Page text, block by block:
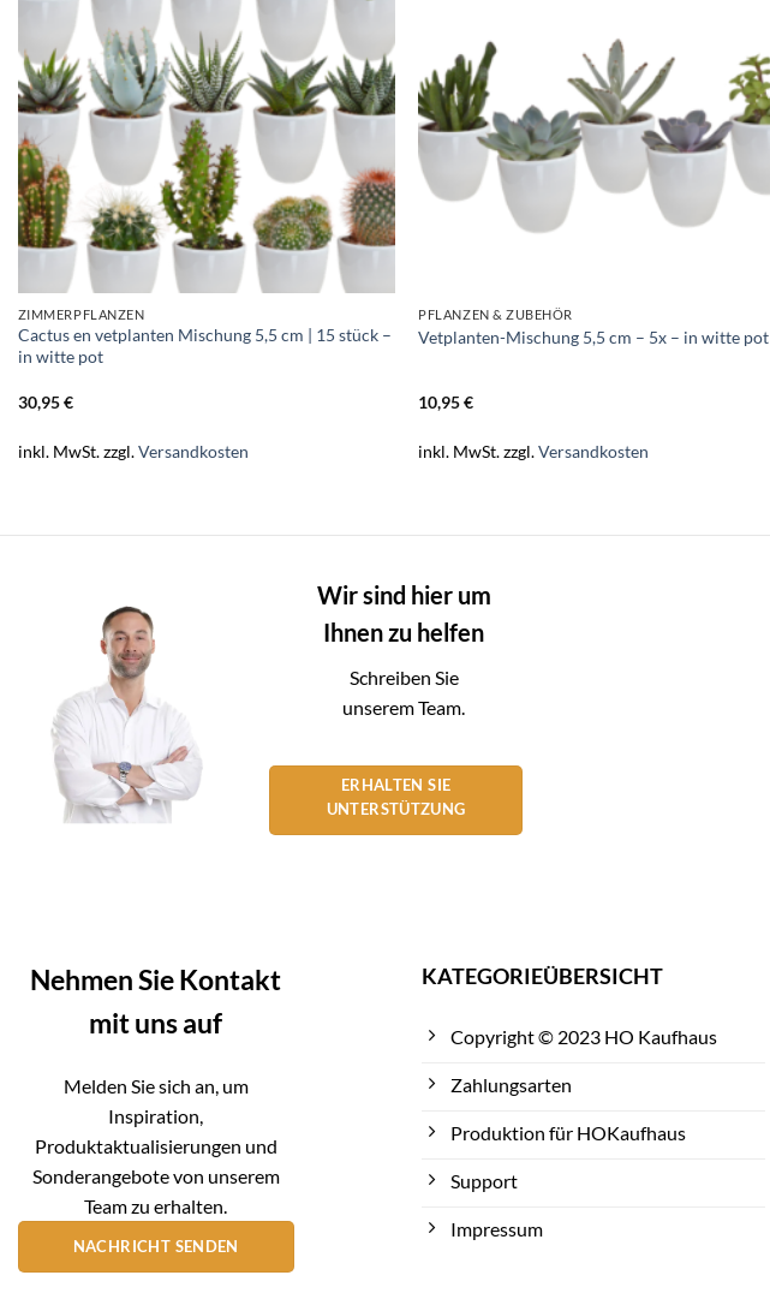
ZIMMERPFLANZEN
Cactus en vetplanten Mischung 5,5 cm | 15 stück –
in witte pot
30,95€
inkl. MwSt.zzgl.Versandkosten
PFLANZEN & ZUBEHÖR
Vetplanten-Mischung 5,5 cm – 5x – in witte pot
10,95€
inkl. MwSt.zzgl.Versandkosten
Wir sind hier um
Ihnen zu helfen
Schreiben Sie
unserem Team.
ERHALTEN SIE
UNTERSTÜTZUNG
Nehmen Sie Kontakt
mit uns auf
Melden Sie sich an, um
Inspiration,
Produktaktualisierungen und
Sonderangebote von unserem
Team zu erhalten.
NACHRICHT SENDEN
KATEGORIEÜBERSICHT
Copyright © 2023 HO Kaufhaus
Zahlungsarten
Produktion für HOKaufhaus
Support
Impressum